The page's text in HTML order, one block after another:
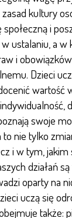
kultury
społeczną i
ustalaniu, a
i
Dzieci
wartość
swoje
nie tylko
i w tym, jakim
działań
oparty na
uczą się
także: